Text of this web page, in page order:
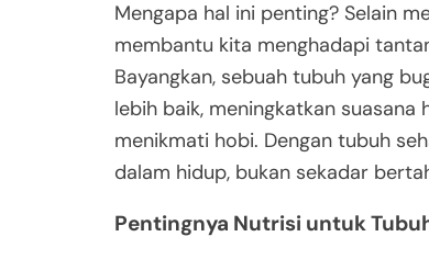
Mengapa hal ini penting? Selain
membantu kita menghadapi
Bayangkan, sebuah tubuh yang
lebih baik, meningkatkan
menikmati hobi. Dengan tubuh
dalam hidup, bukan sekadar
Pentingnya Nutrisi untuk